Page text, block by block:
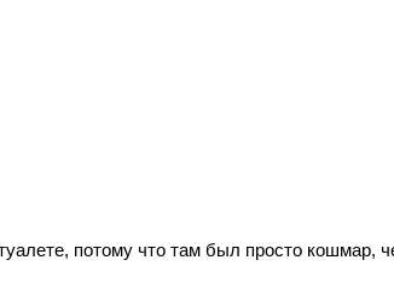
потому что там был просто кошмар,